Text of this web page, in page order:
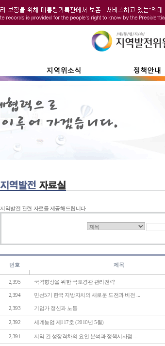
지역발전 관련 자료를 제공해드립니다.
번호 제목
2,395 국격향상을 위한 국토경관 관리전략
2,394 민선5기 한국 지방자치의 새로운 도전과 비전 ...
2,393 기업가 정신과 노동
2,392 세계농업 제117호 (2010년 5월)
2,391 지역 간 성장격차의 요인 분석과 정책시사점 ...